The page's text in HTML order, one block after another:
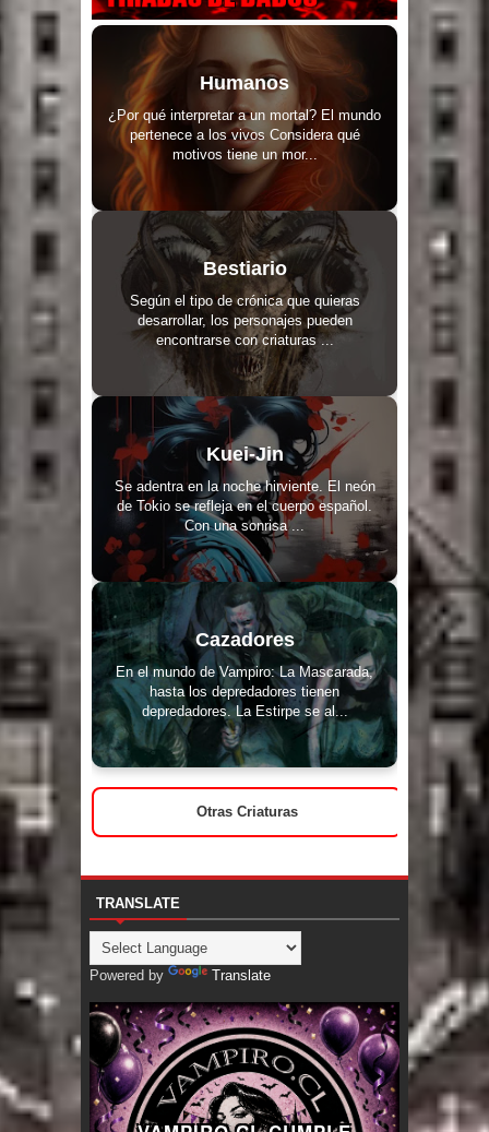
Humanos
¿Por qué interpretar a un mortal? El mundo
pertenece a los vivos Considera qué
motivos tiene un mor...
Bestiario
Según el tipo de crónica que quieras
desarrollar, los personajes pueden
encontrarse con criaturas ...
Kuei-Jin
Se adentra en la noche hirviente. El neón
de Tokio se refleja en el cuerpo español.
Con una sonrisa ...
Cazadores
En el mundo de Vampiro: La Mascarada,
hasta los depredadores tienen
depredadores. La Estirpe se al...
Otras Criaturas
TRANSLATE
Powered by Translate